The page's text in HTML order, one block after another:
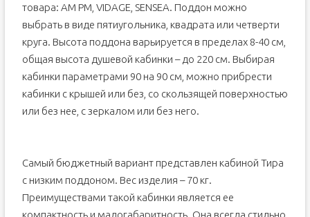
товара: АМ РМ, VIDAGE, SENSEA. Поддон можно
выбрать в виде пятиугольника, квадрата или четверти
круга. Высота поддона варьируется в пределах 8-40 см,
общая высота душевой кабинки – до 220 см. Выбирая
кабинки параметрами 90 на 90 см, можно прибрести
кабинки с крышей или без, со скользящей поверхностью
или без нее, с зеркалом или без него.
Самый бюджетный вариант представлен кабиной Тира
с низким поддоном. Вес изделия – 70 кг.
Преимуществами такой кабинки является ее
компактность и малогабаритность. Она всегда стильно